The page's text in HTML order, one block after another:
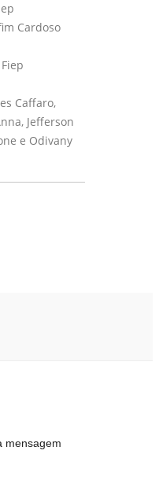
Cardoso
Caffaro,
Jefferson
e Odivany
mensagem